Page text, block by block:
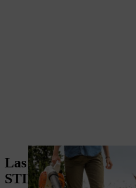
Las ventajas de la
STIHL 2-MIX